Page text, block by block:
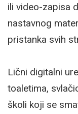
ili video-zapisa
nastavnog
pristanka svih
Lični digitalni
toaletima,
školi koji se